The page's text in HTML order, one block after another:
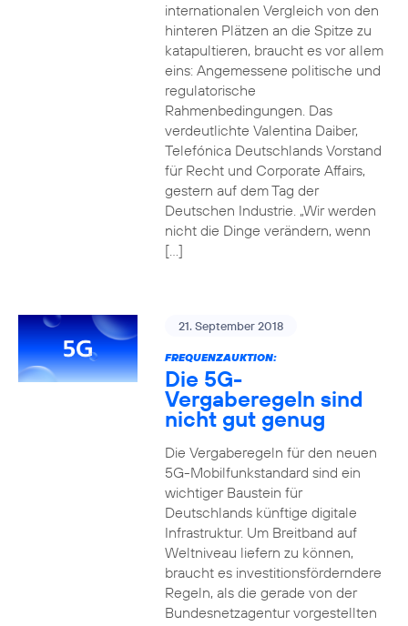
internationalen Vergleich von den
hinteren Plätzen an die Spitze zu
katapultieren, braucht es vor allem
eins: Angemessene politische und
regulatorische
Rahmenbedingungen. Das
verdeutlichte Valentina Daiber,
Telefónica Deutschlands Vorstand
für Recht und Corporate Affairs,
gestern auf dem Tag der
Deutschen Industrie. „Wir werden
nicht die Dinge verändern, wenn
[…]
21. September 2018
FREQUENZAUKTION:
Die 5G-
Vergaberegeln sind
nicht gut genug
Die Vergaberegeln für den neuen
5G-Mobilfunkstandard sind ein
wichtiger Baustein für
Deutschlands künftige digitale
Infrastruktur. Um Breitband auf
Weltniveau liefern zu können,
braucht es investitionsförderndere
Regeln, als die gerade von der
Bundesnetzagentur vorgestellten